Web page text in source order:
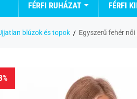
FÉRFI RUHÁZAT FÉRFI
blúzok és topok Egyszerű fehér